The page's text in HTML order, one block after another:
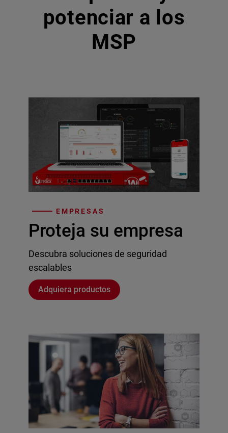
potenciar a los
MSP
EMPRESAS
Proteja su empresa
Descubra soluciones de seguridad
escalables
Adquiera productos